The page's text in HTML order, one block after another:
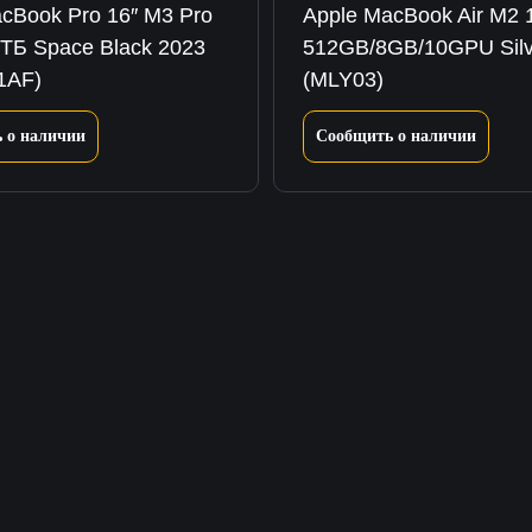
Pro 16″ M3 Pro
Space Black 2023
о наличии
Apple MacBook Air M2
512GB/8GB/10GPU
(MLY03)
Сообщить о наличии